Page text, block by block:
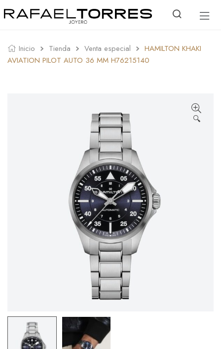
Inicio Tienda Venta especial
HAMILTON KHAKI
AVIATION PILOT AUTO 36 MM H76215140
🔍